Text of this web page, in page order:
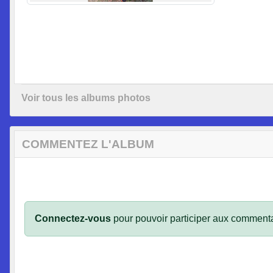
Voir tous les albums photos
COMMENTEZ L'ALBUM
Connectez-vous pour pouvoir participer aux